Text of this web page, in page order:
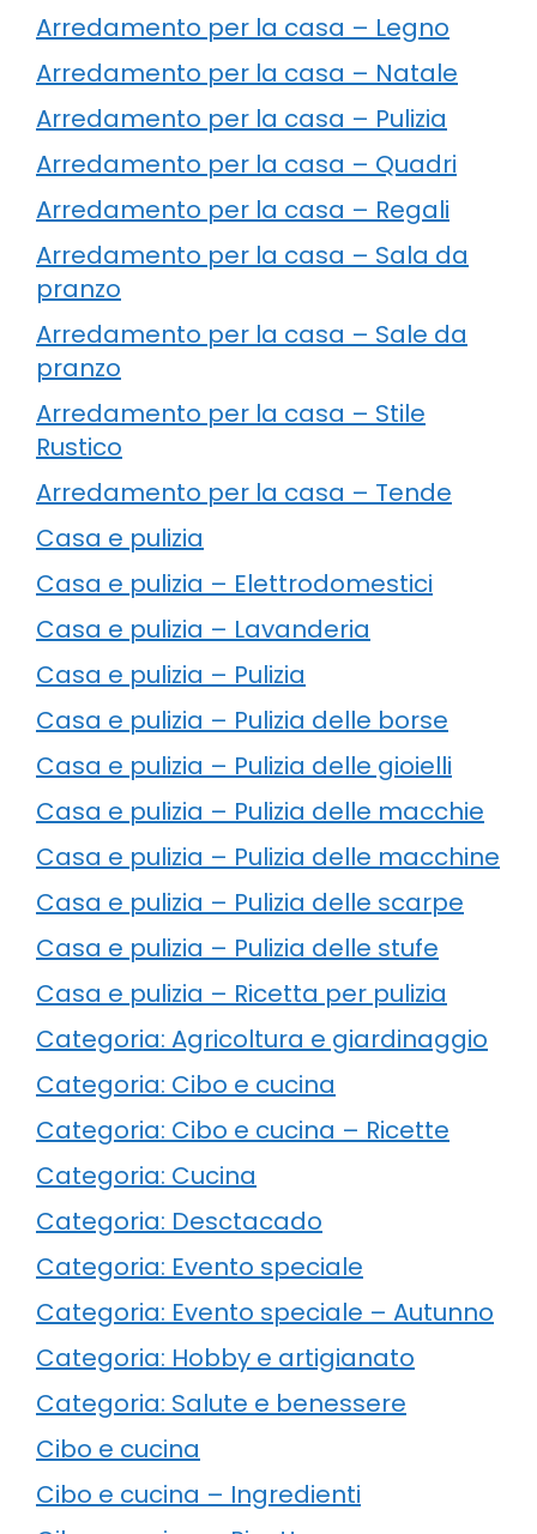
Arredamento per la casa – Legno
Arredamento per la casa – Natale
Arredamento per la casa – Pulizia
Arredamento per la casa – Quadri
Arredamento per la casa – Regali
Arredamento per la casa – Sala da
pranzo
Arredamento per la casa – Sale da
pranzo
Arredamento per la casa – Stile
Rustico
Arredamento per la casa – Tende
Casa e pulizia
Casa e pulizia – Elettrodomestici
Casa e pulizia – Lavanderia
Casa e pulizia – Pulizia
Casa e pulizia – Pulizia delle borse
Casa e pulizia – Pulizia delle gioielli
Casa e pulizia – Pulizia delle macchie
Casa e pulizia – Pulizia delle macchine
Casa e pulizia – Pulizia delle scarpe
Casa e pulizia – Pulizia delle stufe
Casa e pulizia – Ricetta per pulizia
Categoria: Agricoltura e giardinaggio
Categoria: Cibo e cucina
Categoria: Cibo e cucina – Ricette
Categoria: Cucina
Categoria: Desctacado
Categoria: Evento speciale
Categoria: Evento speciale – Autunno
Categoria: Hobby e artigianato
Categoria: Salute e benessere
Cibo e cucina
Cibo e cucina – Ingredienti